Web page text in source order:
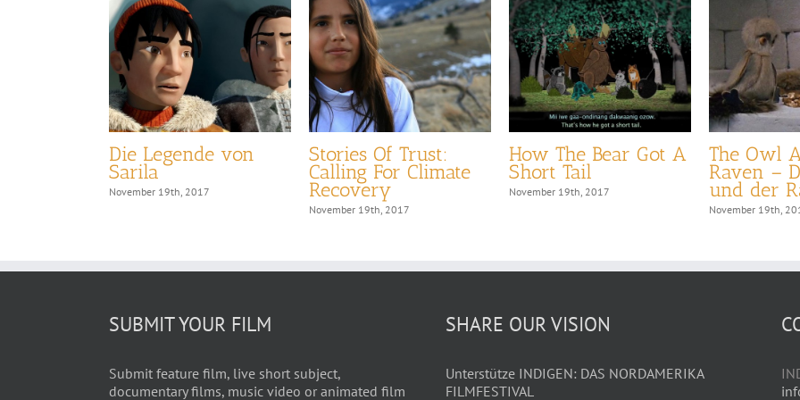
Die Legende von
Sarila
November 19th, 2017
Stories Of Trust:
Calling For Climate
Recovery
November 19th, 2017
How The Bear Got A
Short Tail
November 19th, 2017
The Owl
Raven –
und der
November 19th,
SUBMIT YOUR FILM
Submit feature film, live short subject,
documentary films, music video or animated film
SHARE OUR VISION
Unterstütze INDIGEN: DAS NORDAMERIKA
FILMFESTIVAL